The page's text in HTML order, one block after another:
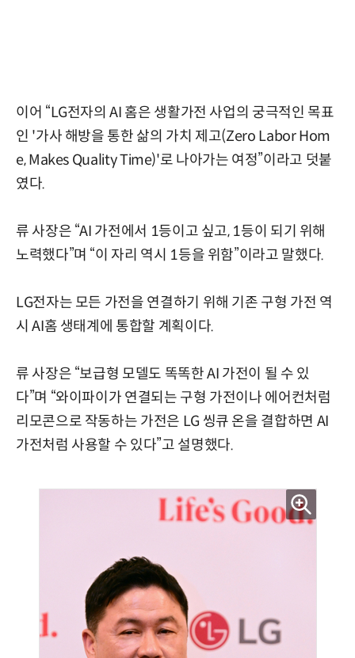
이어 “LG전자의 AI 홈은 생활가전 사업의 궁극적인 목표
인 '가사 해방을 통한 삶의 가치 제고(Zero Labor Hom
e, Makes Quality Time)'로 나아가는 여정”이라고 덧붙
였다.
류 사장은 “AI 가전에서 1등이고 싶고, 1등이 되기 위해
노력했다”며 “이 자리 역시 1등을 위함”이라고 말했다.
LG전자는 모든 가전을 연결하기 위해 기존 구형 가전 역
시 AI홈 생태계에 통합할 계획이다.
류 사장은 “보급형 모델도 똑똑한 AI 가전이 될 수 있
다”며 “와이파이가 연결되는 구형 가전이나 에어컨처럼
리모콘으로 작동하는 가전은 LG 씽큐 온을 결합하면 AI
가전처럼 사용할 수 있다”고 설명했다.